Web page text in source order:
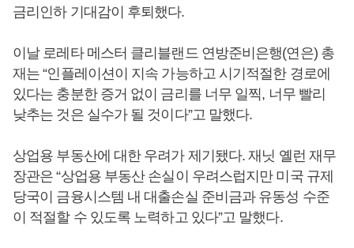
금리인하 기대감이 후퇴했다.
이날 로레타 메스터 클리블랜드 연방준비은행(연은) 총
재는 “인플레이션이 지속 가능하고 시기적절한 경로에
있다는 충분한 증거 없이 금리를 너무 일찍, 너무 빨리
낮추는 것은 실수가 될 것이다”고 말했다.
상업용 부동산에 대한 우려가 제기됐다. 재닛 옐런 재무
장관은 “상업용 부동산 손실이 우려스럽지만 미국 규제
당국이 금융시스템 내 대출손실 준비금과 유동성 수준
이 적절할 수 있도록 노력하고 있다”고 말했다.